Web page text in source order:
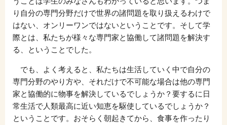
り自分の専門分野だけで世界の諸問題を取り扱えるわけで
はない、オンリーワンではないということです。そして学
際とは、私たちが様々な専門家と協働して諸問題を解決す
る、ということでした。
でも、よく考えると、私たちは生活していく中で自分の
専門分野のやり方や、それだけで不可能な場合は他の専門
家と協働的に物事を解決しているでしょうか？要するに日
常生活で人類最高に近い知恵を駆使しているでしょうか？
ということです。おそらく朝起きてから、食事を作ったり